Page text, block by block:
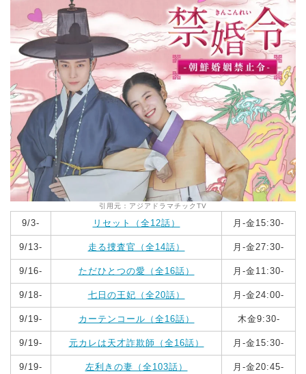
引用元：アジアドラマチックTV
9/3- リセット（全12話） 月‐金15:30-
9/13- 走る捜査官（全14話） 月‐金27:30-
9/16- ただひとつの愛（全16話） 月‐金11:30-
9/18- 七日の王妃（全20話） 月‐金24:00-
9/19- カーテンコール（全16話） 木金9:30-
9/19- 元カレは天才詐欺師（全16話） 月‐金15:30-
9/19- 左利きの妻（全103話） 月‐金20:45-